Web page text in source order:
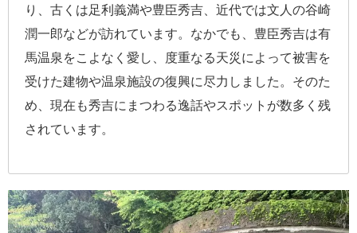
り、古くは足利義満や豊臣秀吉、近代では文人の谷崎
潤一郎などが訪れています。なかでも、豊臣秀吉は有
馬温泉をこよなく愛し、度重なる天災によって被害を
受けた建物や温泉施設の復興に尽力しました。そのた
め、現在も秀吉にまつわる逸話やスポットが数多く残
されています。